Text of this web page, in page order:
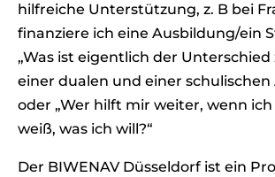
hilfreiche Unterstützung, z. B bei
finanziere ich eine Ausbildung/ein
„Was ist eigentlich der Unterschied
einer dualen und einer schulischen
oder „Wer hilft mir weiter, wenn
weiß, was ich will?“
Der BIWENAV Düsseldorf ist ein